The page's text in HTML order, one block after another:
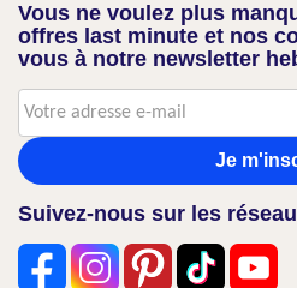
Vous ne voulez plus
offres last minute et nos
vous à notre newsletter
Je
Suivez-nous sur les